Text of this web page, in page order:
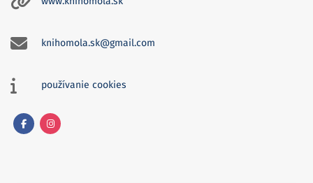
knihomola.sk@gmail.com
používanie cookies